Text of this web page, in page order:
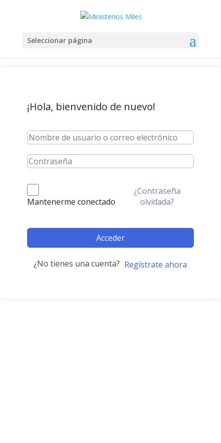
Seleccionar página
¡Hola, bienvenido de nuevo!
Mantenerme conectado
¿Contraseña
olvidada?
Acceder
¿No tienes una cuenta? Regístrate ahora